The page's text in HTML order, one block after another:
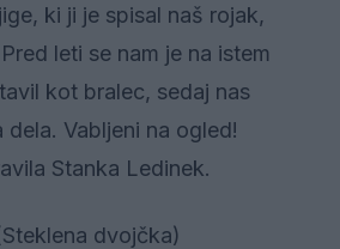
ki ji je spisal naš rojak,
leti se nam je na istem
kot bralec, sedaj nas
Vabljeni na ogled!
Stanka Ledinek.
dvojčka)